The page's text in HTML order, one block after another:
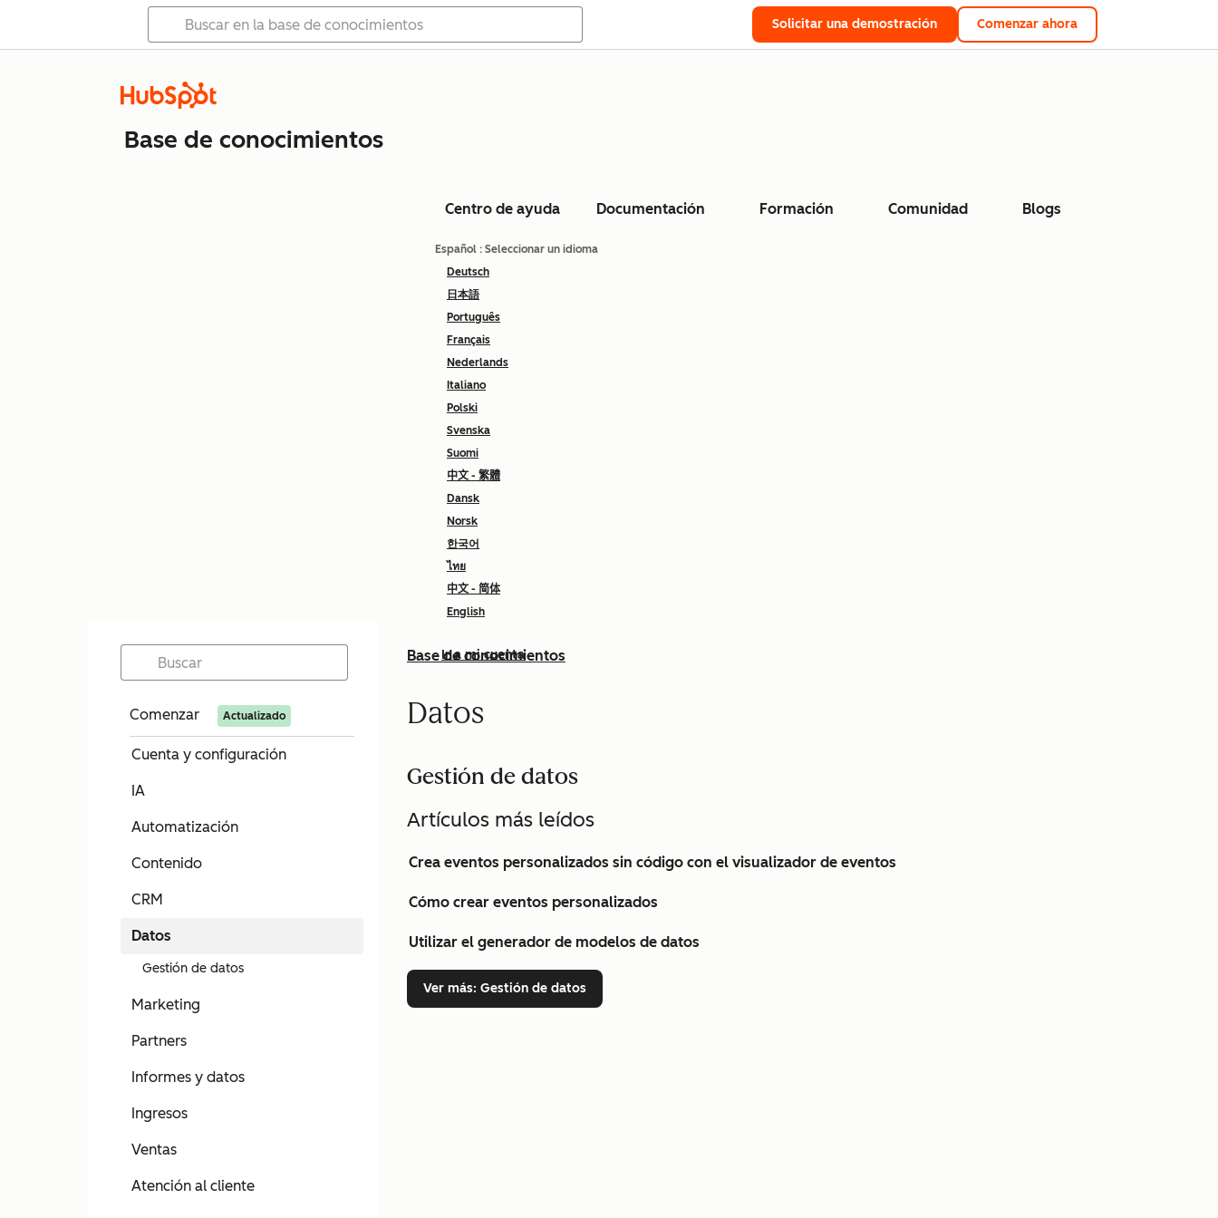
Solicitar una demostración Comenzar ahora
Base de conocimientos
Centro de ayuda Documentación Formación Comunidad Blogs
Español : Seleccionar un idioma
Deutsch
日本語
Português
Français
Nederlands
Italiano
Polski
Svenska
Suomi
中文 - 繁體
Dansk
Norsk
한국어
ไทย
中文 - 简体
English
Ir a mi cuenta
Comenzar Actualizado
Cuenta y configuración
IA
Automatización
Contenido
CRM
Datos
Gestión de datos
Marketing
Partners
Informes y datos
Ingresos
Ventas
Atención al cliente
Base de conocimientos
Datos
Gestión de datos
Artículos más leídos
Crea eventos personalizados sin código con el visualizador de eventos
Cómo crear eventos personalizados
Utilizar el generador de modelos de datos
Ver más: Gestión de datos